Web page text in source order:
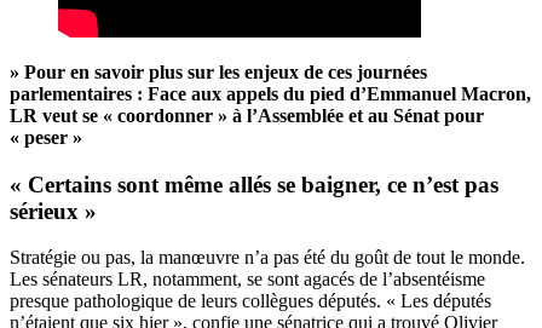
» Pour en savoir plus sur les enjeux de ces journées
parlementaires : Face aux appels du pied d’Emmanuel Macron,
LR veut se « coordonner » à l’Assemblée et au Sénat pour
« peser »
« Certains sont même allés se baigner, ce n’est pas
sérieux »
Stratégie ou pas, la manœuvre n’a pas été du goût de tout le monde.
Les sénateurs LR, notamment, se sont agacés de l’absentéisme
presque pathologique de leurs collègues députés. « Les députés
n’étaient que six hier », confie une sénatrice qui a trouvé Olivier